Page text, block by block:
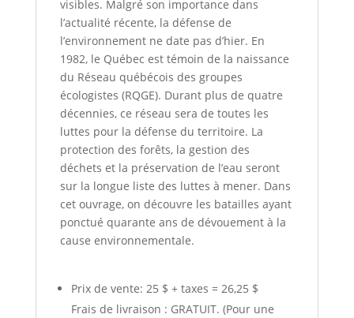
visibles. Malgré son importance dans
l’actualité récente, la défense de
l’environnement ne date pas d’hier. En
1982, le Québec est témoin de la naissance
du Réseau québécois des groupes
écologistes (RQGE). Durant plus de quatre
décennies, ce réseau sera de toutes les
luttes pour la défense du territoire. La
protection des forêts, la gestion des
déchets et la préservation de l’eau seront
sur la longue liste des luttes à mener. Dans
cet ouvrage, on découvre les batailles ayant
ponctué quarante ans de dévouement à la
cause environnementale.
Prix de vente: 25 $ + taxes = 26,25 $
Frais de livraison : GRATUIT. (Pour une